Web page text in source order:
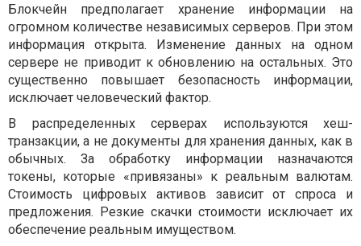
Блокчейн предполагает хранение информации на
огромном количестве независимых серверов. При этом
информация открыта. Изменение данных на одном
сервере не приводит к обновлению на остальных. Это
существенно повышает безопасность информации,
исключает человеческий фактор.
В распределенных серверах используются хеш-
транзакции, а не документы для хранения данных, как в
обычных. За обработку информации назначаются
токены, которые «привязаны» к реальным валютам.
Стоимость цифровых активов зависит от спроса и
предложения. Резкие скачки стоимости исключает их
обеспечение реальным имуществом.